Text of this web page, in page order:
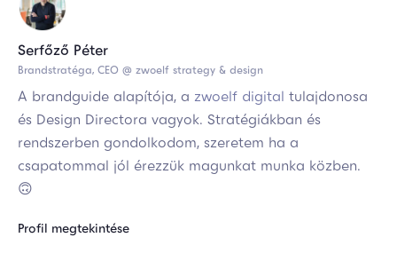
Serfőző Péter
Brandstratéga, CEO @ zwoelf strategy & design
A brandguide alapítója, a zwoelf digital tulajdonosa
és Design Directora vagyok. Stratégiákban és
rendszerben gondolkodom, szeretem ha a
csapatommal jól érezzük magunkat munka közben.
🙃
Profil megtekintése